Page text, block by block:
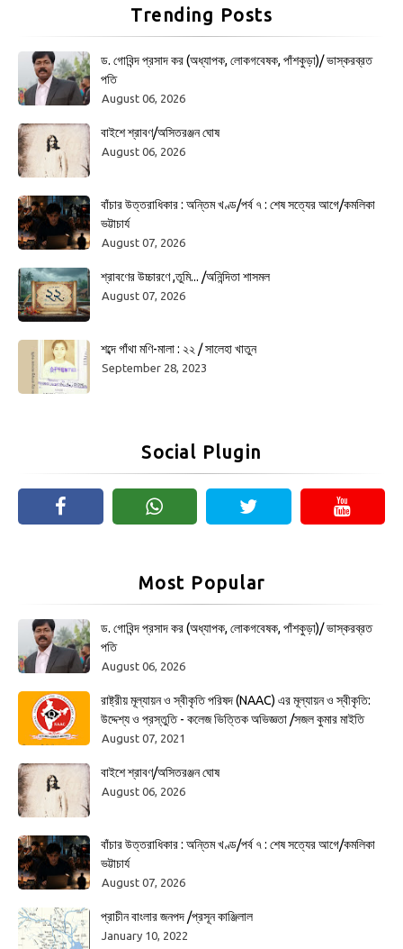
Trending Posts
ড. গোবিন্দ প্রসাদ কর (অধ্যাপক, লোকগবেষক, পাঁশকুড়া)/ ভাস্করব্রত
পতি
August 06, 2026
বাইশে শ্রাবণ/অসিতরঞ্জন ঘোষ
August 06, 2026
বাঁচার উত্তরাধিকার : অন্তিম খণ্ড/পর্ব ৭ : শেষ সত্যের আগে/কমলিকা
ভট্টাচার্য
August 07, 2026
শ্রাবণের উচ্চারণে ,তুমি... /অনিন্দিতা শাসমল
August 07, 2026
শব্দে গাঁথা মণি-মালা : ২২ / সালেহা খাতুন
September 28, 2023
Social Plugin
Most Popular
ড. গোবিন্দ প্রসাদ কর (অধ্যাপক, লোকগবেষক, পাঁশকুড়া)/ ভাস্করব্রত
পতি
August 06, 2026
রাষ্ট্রীয় মূল্যায়ন ও স্বীকৃতি পরিষদ (NAAC) এর মূল্যায়ন ও স্বীকৃতি:
উদ্দেশ্য ও প্রস্তুতি - কলেজ ভিত্তিক অভিজ্ঞতা /সজল কুমার মাইতি
August 07, 2021
বাইশে শ্রাবণ/অসিতরঞ্জন ঘোষ
August 06, 2026
বাঁচার উত্তরাধিকার : অন্তিম খণ্ড/পর্ব ৭ : শেষ সত্যের আগে/কমলিকা
ভট্টাচার্য
August 07, 2026
প্রাচীন বাংলার জনপদ /প্রসূন কাঞ্জিলাল
January 10, 2022